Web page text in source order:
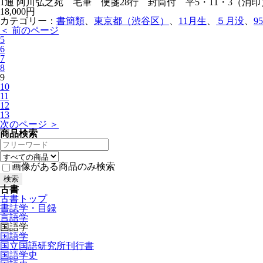
1通 阿川弘之宛 毛筆 便箋28行 封筒付 平5・11・3（消印
18,000円
カテゴリー： 書簡類 東京都（渋谷区） 11月生 ５月没
＜ 前のページ
5
6
7
8
9
10
11
12
13
次のページ ＞
商品検索
画像がある商品のみ検索
古書
古書トップ
書誌学・目録
言語学
国語学
国語学
国立国語研究所刊行書
国語学史